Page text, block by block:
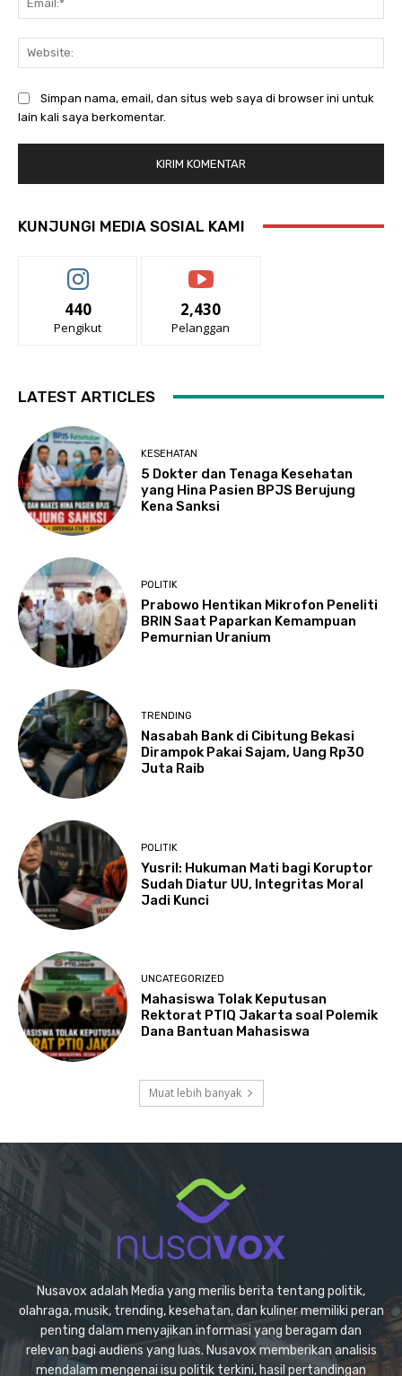
Simpan nama, email, dan situs web saya di browser ini untuk
lain kali saya berkomentar.
KUNJUNGI MEDIA SOSIAL KAMI
440
Pengikut
2,430
Pelanggan
LATEST ARTICLES
KESEHATAN
5 Dokter dan Tenaga Kesehatan
yang Hina Pasien BPJS Berujung
Kena Sanksi
POLITIK
Prabowo Hentikan Mikrofon Peneliti
BRIN Saat Paparkan Kemampuan
Pemurnian Uranium
TRENDING
Nasabah Bank di Cibitung Bekasi
Dirampok Pakai Sajam, Uang Rp30
Juta Raib
POLITIK
Yusril: Hukuman Mati bagi Koruptor
Sudah Diatur UU, Integritas Moral
Jadi Kunci
UNCATEGORIZED
Mahasiswa Tolak Keputusan
Rektorat PTIQ Jakarta soal Polemik
Dana Bantuan Mahasiswa
Muat lebih banyak
Nusavox adalah Media yang merilis berita tentang politik,
olahraga, musik, trending, kesehatan, dan kuliner memiliki peran
penting dalam menyajikan informasi yang beragam dan
relevan bagi audiens yang luas. Nusavox memberikan analisis
mendalam mengenai isu politik terkini, hasil pertandingan